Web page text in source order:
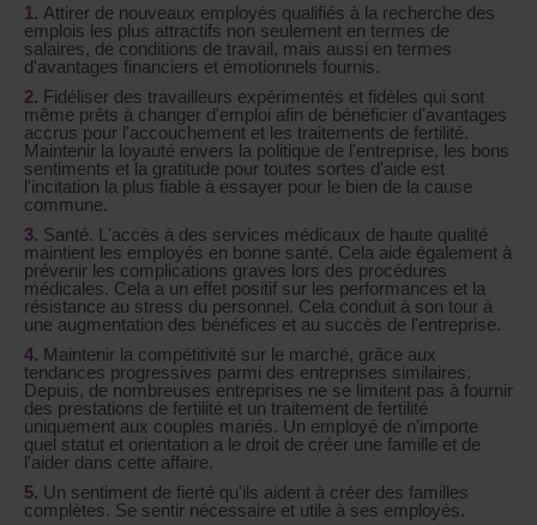
Attirer de nouveaux employés qualifiés à la recherche des
emplois les plus attractifs non seulement en termes de
salaires, de conditions de travail, mais aussi en termes
d'avantages financiers et émotionnels fournis.
Fidéliser des travailleurs expérimentés et fidèles qui sont
même prêts à changer d'emploi afin de bénéficier d'avantages
accrus pour l'accouchement et les traitements de fertilité.
Maintenir la loyauté envers la politique de l'entreprise, les bons
sentiments et la gratitude pour toutes sortes d'aide est
l'incitation la plus fiable à essayer pour le bien de la cause
commune.
Santé. L'accès à des services médicaux de haute qualité
maintient les employés en bonne santé. Cela aide également à
prévenir les complications graves lors des procédures
médicales. Cela a un effet positif sur les performances et la
résistance au stress du personnel. Cela conduit à son tour à
une augmentation des bénéfices et au succès de l'entreprise.
Maintenir la compétitivité sur le marché, grâce aux
tendances progressives parmi des entreprises similaires.
Depuis, de nombreuses entreprises ne se limitent pas à fournir
des prestations de fertilité et un traitement de fertilité
uniquement aux couples mariés. Un employé de n'importe
quel statut et orientation a le droit de créer une famille et de
l'aider dans cette affaire.
Un sentiment de fierté qu'ils aident à créer des familles
complètes. Se sentir nécessaire et utile à ses employés.